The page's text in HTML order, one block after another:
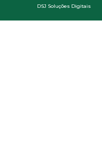
DSJ Soluções Digitais